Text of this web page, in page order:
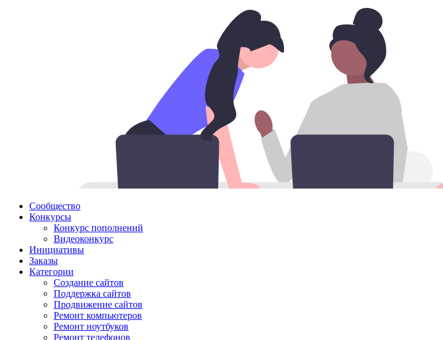
Сообщество
Конкурсы
Конкурс пополнений
Видеоконкурс
Инициативы
Заказы
Категории
Создание сайтов
Поддержка сайтов
Продвижение сайтов
Ремонт компьютеров
Ремонт ноутбуков
Ремонт телефонов